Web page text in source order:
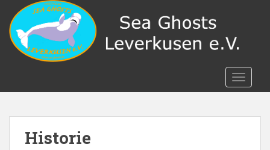
m
Historie